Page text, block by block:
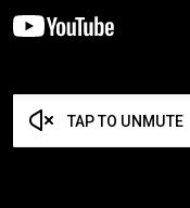
TAP TO UNMUTE